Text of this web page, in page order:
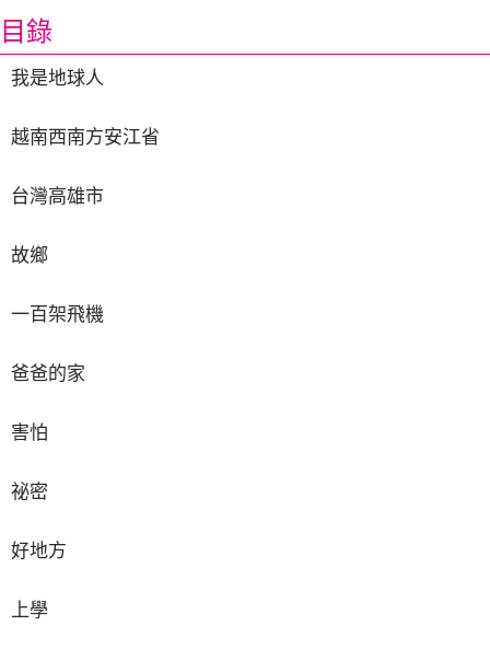
目錄
我是地球人
越南西南方安江省
台灣高雄市
故鄉
一百架飛機
爸爸的家
害怕
祕密
好地方
上學